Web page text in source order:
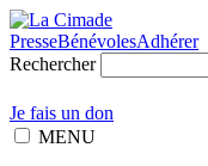
PresseBénévolesAdhérer
Rechercher
Je fais un don
MENU